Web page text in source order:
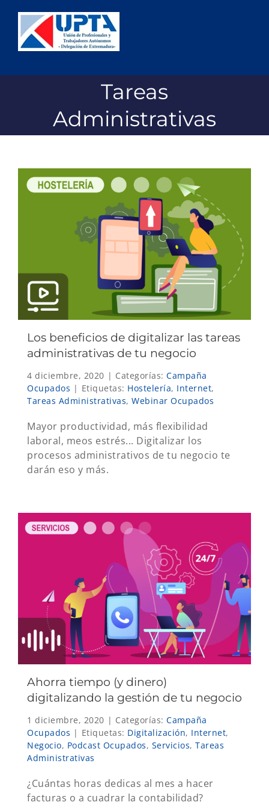
contenido
Tareas
Administrativas
Los beneficios de digitalizar las tareas
administrativas de tu negocio
4 diciembre, 2020 | Categorías: Campaña
Ocupados | Etiquetas: Hostelería, Internet,
Tareas Administrativas, Webinar Ocupados
Mayor productividad, más flexibilidad
laboral, meos estrés... Digitalizar los
procesos administrativos de tu negocio te
darán eso y más.
Ahorra tiempo (y dinero)
digitalizando la gestión de tu negocio
1 diciembre, 2020 | Categorías: Campaña
Ocupados | Etiquetas: Digitalización, Internet,
Negocio, Podcast Ocupados, Servicios, Tareas
Administrativas
¿Cuántas horas dedicas al mes a hacer
facturas o a cuadrar la contabilidad?